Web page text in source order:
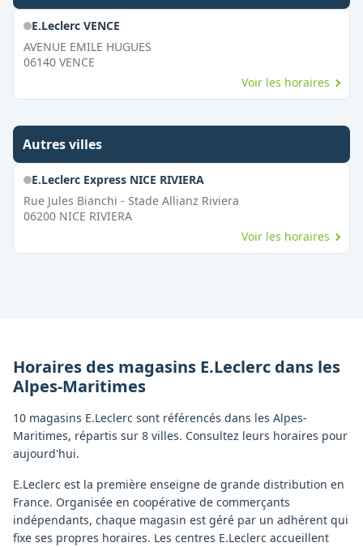
E.Leclerc VENCE
AVENUE EMILE HUGUES
06140 VENCE
Voir les horaires
Autres villes
E.Leclerc Express NICE RIVIERA
Rue Jules Bianchi - Stade Allianz Riviera
06200 NICE RIVIERA
Voir les horaires
Horaires des magasins E.Leclerc dans les
Alpes-Maritimes
10 magasins E.Leclerc sont référencés dans les Alpes-
Maritimes, répartis sur 8 villes. Consultez leurs horaires pour
aujourd'hui.
E.Leclerc est la première enseigne de grande distribution en
France. Organisée en coopérative de commerçants
indépendants, chaque magasin est géré par un adhérent qui
fixe ses propres horaires. Les centres E.Leclerc accueillent